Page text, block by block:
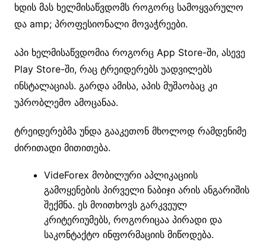
ხდის მას ხელმისაწვდომს როგორც სამოყვარულო
და amp; პროფესიონალი მოვაჭრეები.
აპი ხელმისაწვდომია როგორც App Store-ში, ასევე
Play Store-ში, რაც ტრეიდერებს უადვილებს
ინსტალაციას. გარდა ამისა, აპის მუშაობაც კი
უპრობლემო ამოცანაა.
ტრეიდერებმა უნდა გააკეთონ მხოლოდ რამდენიმე
ძირითადი მითითება.
VideForex მობილური აპლიკაციის
გამოყენების პირველი ნაბიჯი არის ანგარიშის
შექმნა. ეს მოითხოვს გარკვეულ
კრიტერიუმებს, როგორიცაა პირადი და
საკონტაქტო ინფორმაციის მიწოდება.